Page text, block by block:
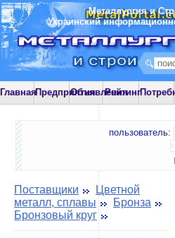
Металлургия и
Украинский
ГлавнаяПредприятияОбъявления
Рейтинг
пользователь:
Поставщики
Цветной
металл, сплавы
Бронза
Бронзовый круг